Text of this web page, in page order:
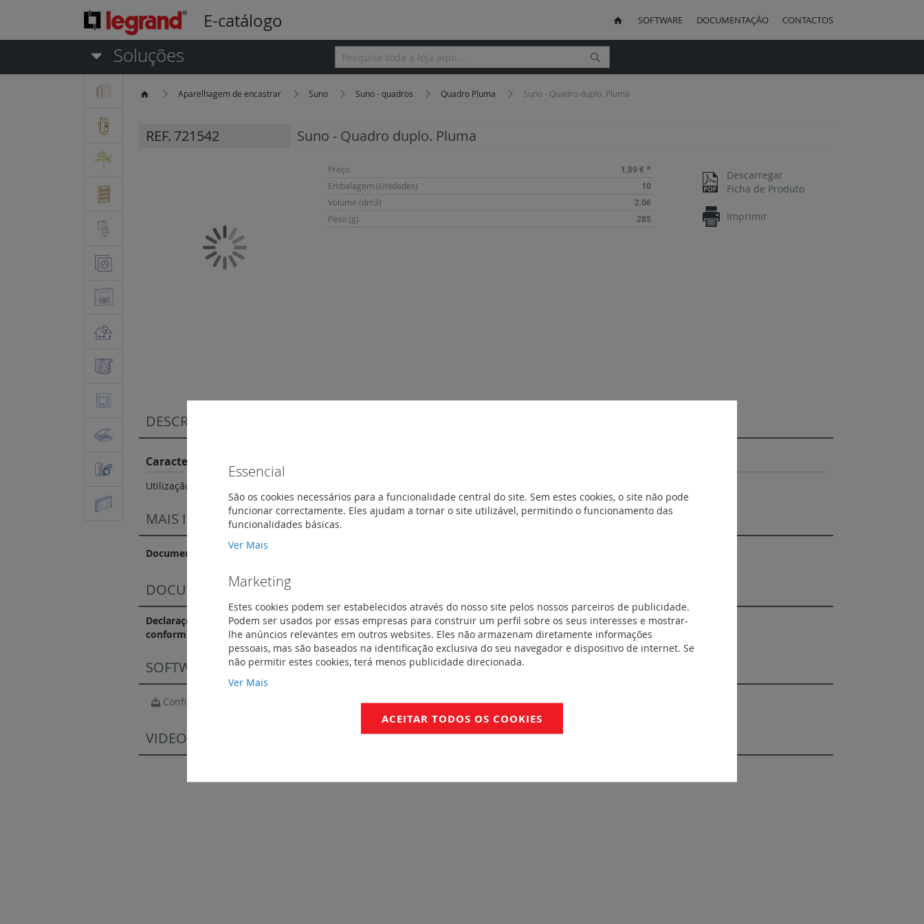
E-catálogo SOFTWARE DOCUMENTAÇÃO CONTACTOS
Soluções
Pesquisa Pesquisa
Aparelhagem de encastrar Suno Suno - quadros Quadro Pluma Suno - Quadro duplo. Pluma
REF. 721542 Suno - Quadro duplo. Pluma
Mais
informação
Preço 1,89 € *
Embalagem (Unidades) 10
Volume (dm3) 2.06
Peso (g) 285
Descarregar
Ficha de Produto
Imprimir
de
imagens
DESCRIÇÃO
Características do Produto
Utilização reversível: a mesma referência pode ser utilizada na horizontal ou na vertical. Dimensões (mm): 83 x 153,4 x 9,8.
MAIS INFORMAÇÃO
Documentação Comercial
DOCUMENTAÇÃO DE CONFORMIDADE
Declarações e certificados de
conformidade
OC / CB-HU-003544
SOFTWARE
Configurador Suno
VIDEOS
Essencial
São os cookies necessários para a funcionalidade central do site. Sem estes cookies, o site não pode
funcionar correctamente. Eles ajudam a tornar o site utilizável, permitindo o funcionamento das
funcionalidades básicas.
Ver Mais
Marketing
Estes cookies podem ser estabelecidos através do nosso site pelos nossos parceiros de publicidade.
Podem ser usados por essas empresas para construir um perfil sobre os seus interesses e mostrar-
lhe anúncios relevantes em outros websites. Eles não armazenam diretamente informações
pessoais, mas são baseados na identificação exclusiva do seu navegador e dispositivo de internet. Se
não permitir estes cookies, terá menos publicidade direcionada.
Ver Mais
ACEITAR TODOS OS COOKIES